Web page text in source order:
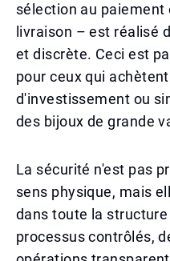
sélection au paiement
livraison – est réalisé
et discrète. Ceci est
pour ceux qui
d'investissement ou
des bijoux de grande
La sécurité n'est pas
sens physique, mais
dans toute la
processus contrôlés,